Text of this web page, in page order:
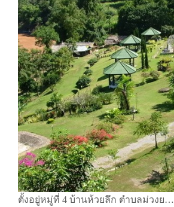
ตั้งอยู่หมู่ที่ 4 บ้านห้วยลึก ตำบลม่วงย…